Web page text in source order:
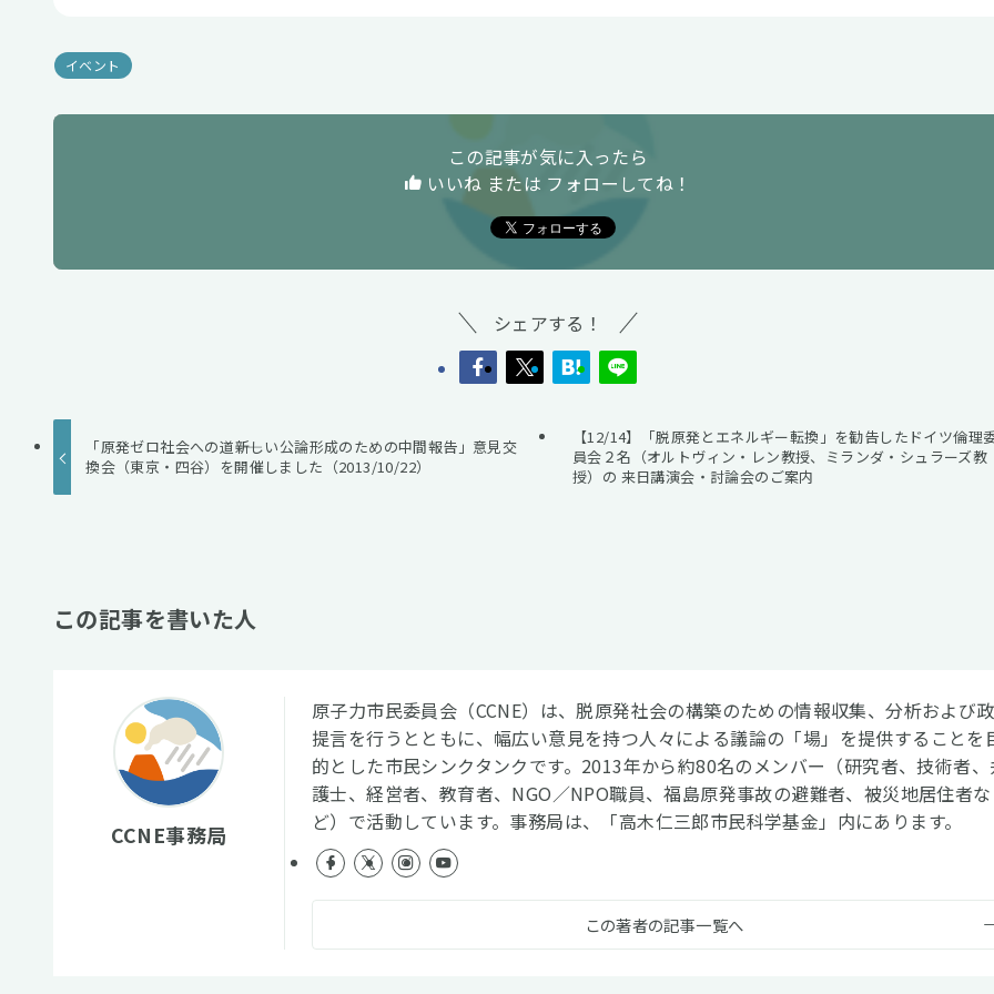
イベント
この記事が気に入ったら
いいね または フォローしてね！
シェアする！
「原発ゼロ社会への道――新しい公論形成のための中間報告」意見交
換会（東京・四谷）を開催しました（2013/10/22）
【12/14】「脱原発とエネルギー転換」を勧告したドイツ倫理
員会２名（オルトヴィン・レン教授、ミランダ・シュラーズ教
授）の 来日講演会・討論会のご案内
この記事を書いた人
CCNE事務局
原子力市民委員会（CCNE）は、脱原発社会の構築のための情報収集、分析および
提言を行うとともに、幅広い意見を持つ人々による議論の「場」を提供することを
的とした市民シンクタンクです。2013年から約80名のメンバー（研究者、技術者
護士、経営者、教育者、NGO／NPO職員、福島原発事故の避難者、被災地居住者な
ど）で活動しています。事務局は、「高木仁三郎市民科学基金」内にあります。
この著者の記事一覧へ